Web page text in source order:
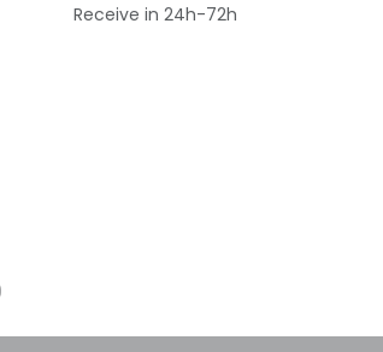
Receive in 24h-72h